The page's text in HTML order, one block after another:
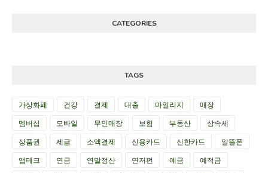
CATEGORIES
TAGS
가상화폐 건강 결제 대출 마일리지
매장
멤버십
모바일 무인매장 보험 부동산
상속세
상품권
세금 소액결제 신용카드 신한카드
알뜰폰
앱테크
연금 연말정산 연저펀 예금
예적금